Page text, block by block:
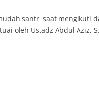
santri saat mengikuti
oleh Ustadz Abdul Aziz,